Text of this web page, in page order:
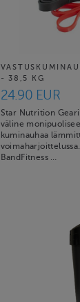
- 38,5 KG
24.90 EUR
Star Nutrition
väline
kuminauhaa
BandFitness …